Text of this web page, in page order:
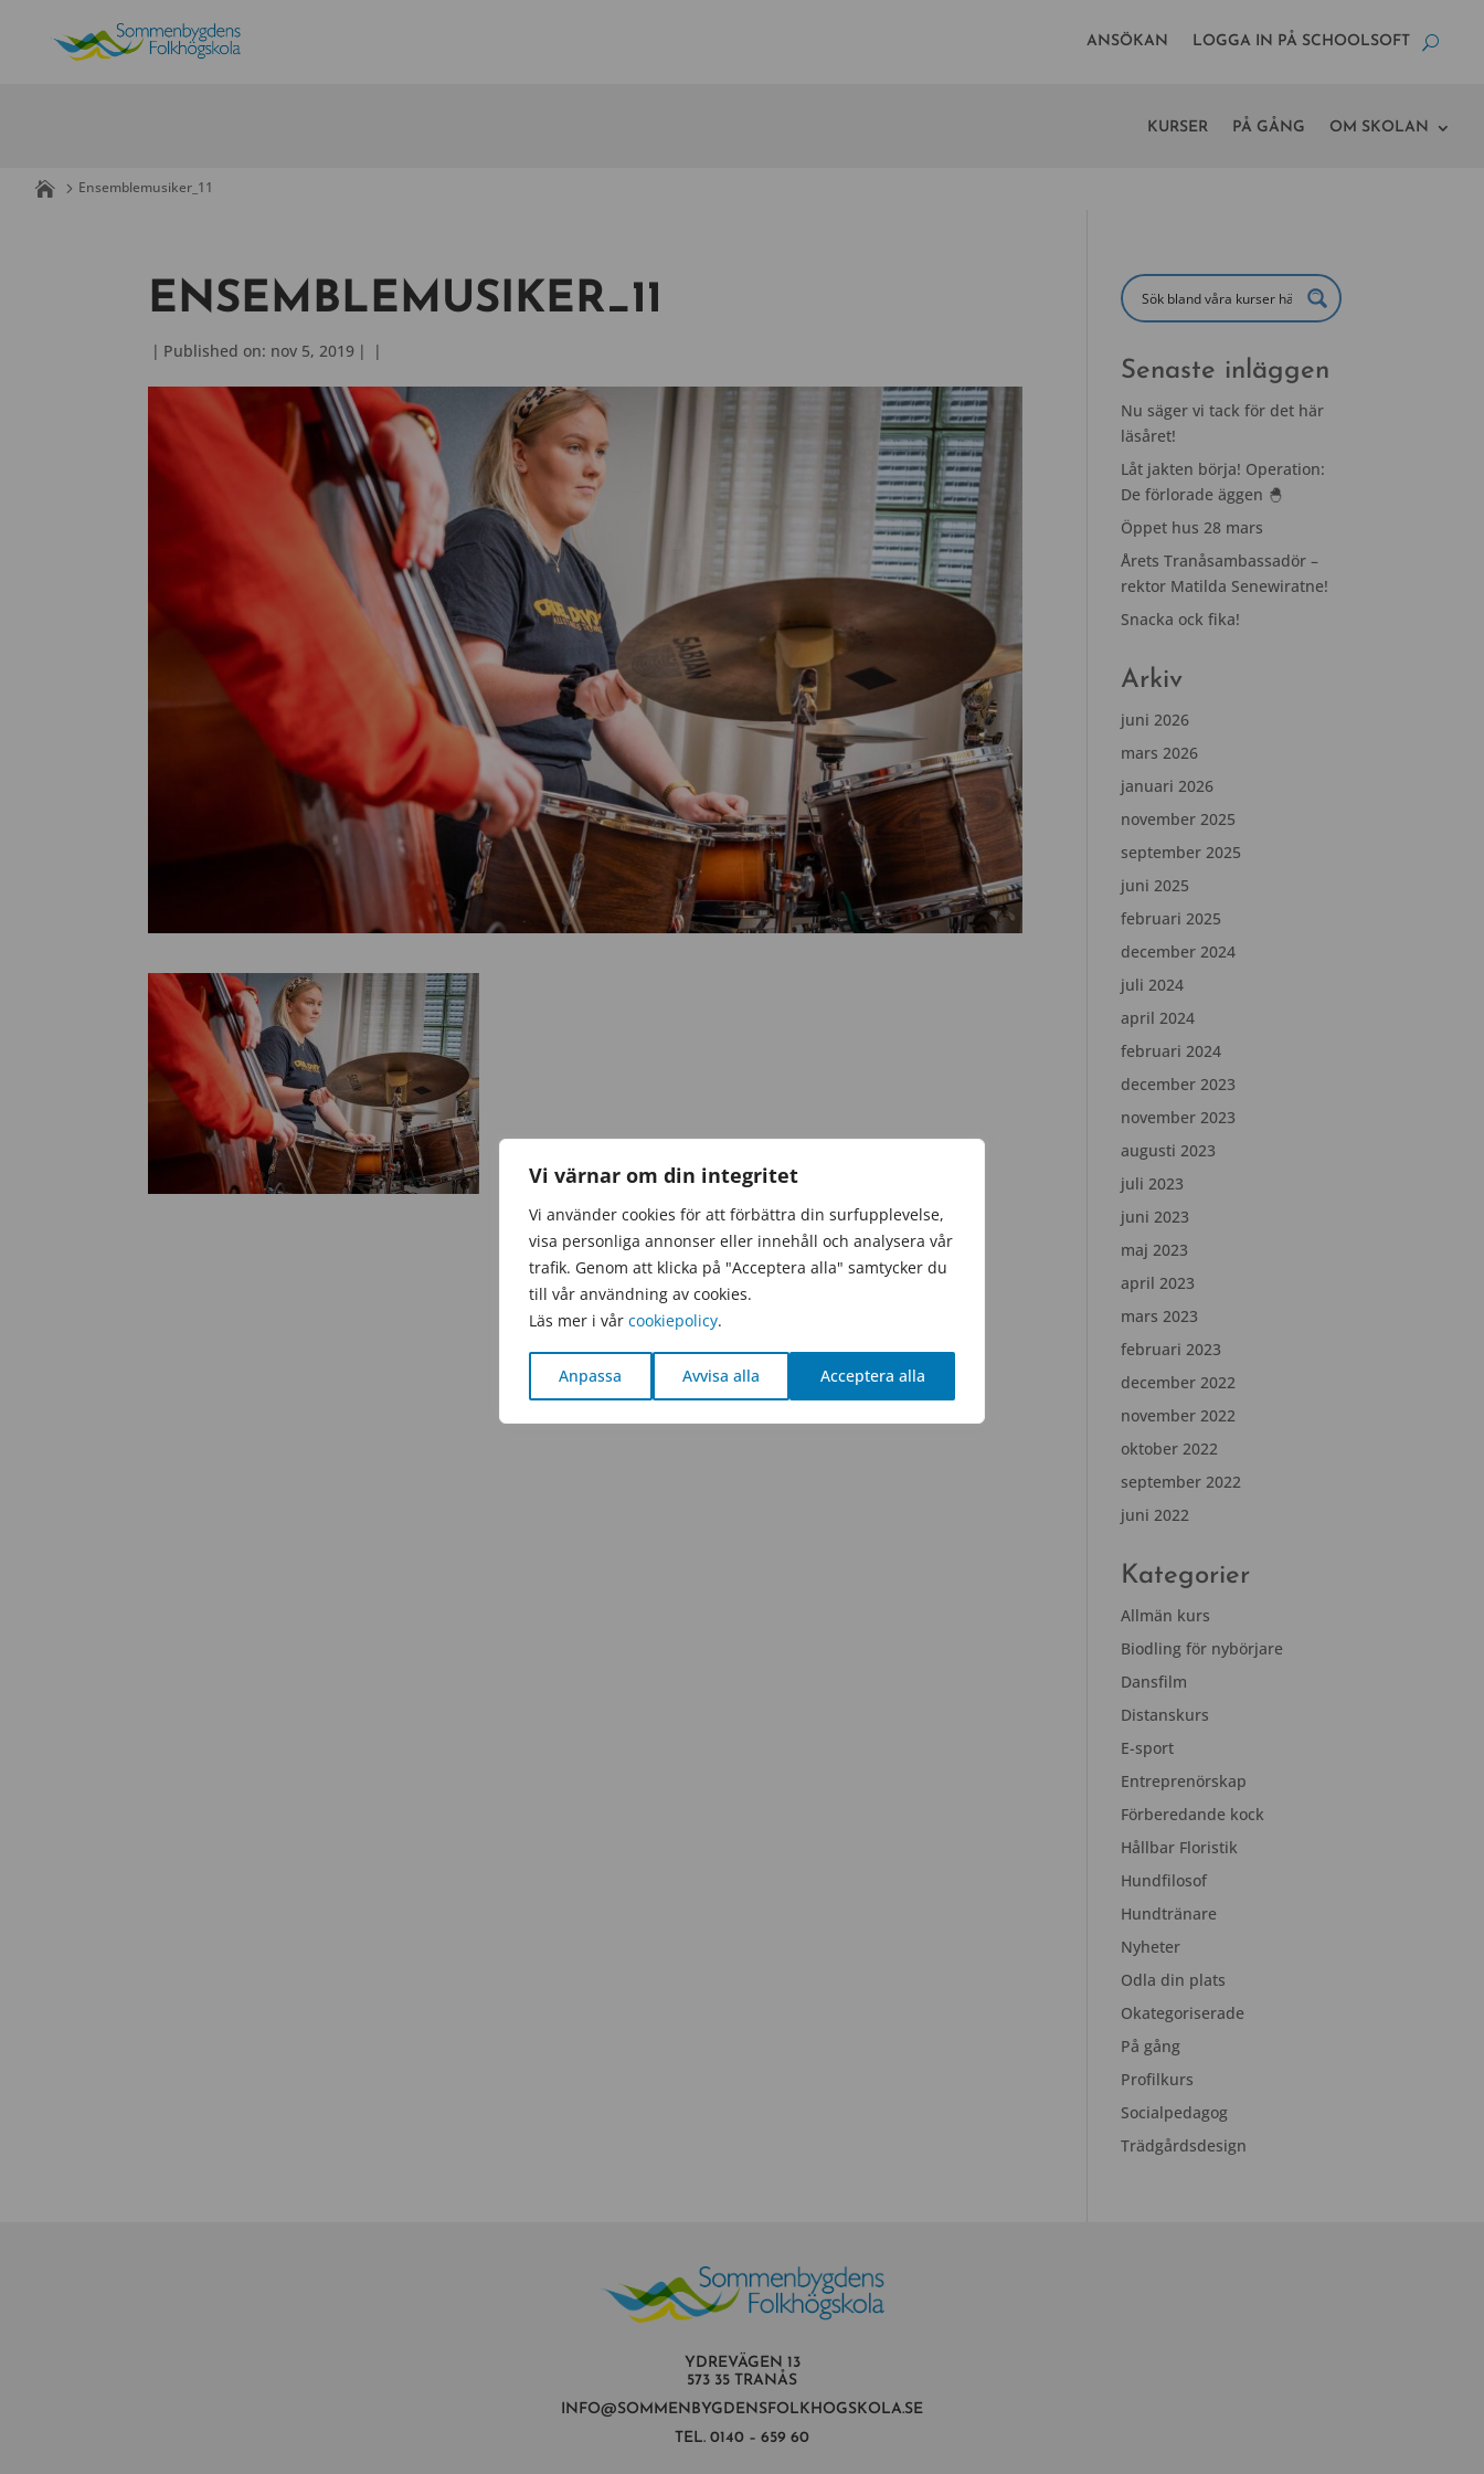
content
Vi värnar om din integritet
Vi använder cookies för att förbättra din surfupplevelse,
visa personliga annonser eller innehåll och analysera vår
trafik. Genom att klicka på "Acceptera alla" samtycker du
till vår användning av cookies.
Läs mer i vår cookiepolicy.
Anpassa Avvisa alla Acceptera alla
ANSÖKAN LOGGA IN PÅ SCHOOLSOFT
KURSER PÅ GÅNG OM SKOLAN
Ensemblemusiker_11
ENSEMBLEMUSIKER_11
| Published on: nov 5, 2019 | |
Senaste inläggen
Nu säger vi tack för det här
läsåret!
Låt jakten börja! Operation:
De förlorade äggen 🐣
Öppet hus 28 mars
Årets Tranåsambassadör –
rektor Matilda Senewiratne!
Snacka ock fika!
Arkiv
juni 2026
mars 2026
januari 2026
november 2025
september 2025
juni 2025
februari 2025
december 2024
juli 2024
april 2024
februari 2024
december 2023
november 2023
augusti 2023
juli 2023
juni 2023
maj 2023
april 2023
mars 2023
februari 2023
december 2022
november 2022
oktober 2022
september 2022
juni 2022
Kategorier
Allmän kurs
Biodling för nybörjare
Dansfilm
Distanskurs
E-sport
Entreprenörskap
Förberedande kock
Hållbar Floristik
Hundfilosof
Hundtränare
Nyheter
Odla din plats
Okategoriserade
På gång
Profilkurs
Socialpedagog
Trädgårdsdesign
YDREVÄGEN 13
573 35 TRANÅS
INFO@SOMMENBYGDENSFOLKHOGSKOLA.SE
TEL. 0140 – 659 60